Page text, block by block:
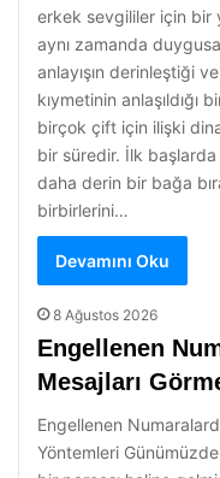
erkek sevgililer için bir
aynı zamanda
anlayışın derinleştiği
kıymetinin anlaşıldığı
birçok çift için ilişki
bir süredir. İlk
daha derin bir bağa
birbirlerini…
Devamını Oku
8 Ağustos 2026
Engellenen
Mesajları
Engellenen
Yöntemleri